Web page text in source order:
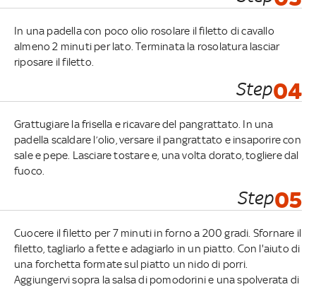
In una padella con poco olio rosolare il filetto di cavallo
almeno 2 minuti per lato. Terminata la rosolatura lasciar
riposare il filetto.
Step04
Grattugiare la frisella e ricavare del pangrattato. In una
padella scaldare l’olio, versare il pangrattato e insaporire con
sale e pepe. Lasciare tostare e, una volta dorato, togliere dal
fuoco.
Step05
Cuocere il filetto per 7 minuti in forno a 200 gradi. Sfornare il
filetto, tagliarlo a fette e adagiarlo in un piatto. Con l'aiuto di
una forchetta formate sul piatto un nido di porri.
Aggiungervi sopra la salsa di pomodorini e una spolverata di